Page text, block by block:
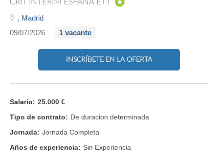
CRIT INTERIM ESPAÑA ETT
, Madrid
09/07/2026
1 vacante
INSCRÍBETE EN LA OFERTA
Salario: 25.000 €
Tipo de contrato: De duracion determinada
Jornada: Jornada Completa
Años de experiencia: Sin Experiencia